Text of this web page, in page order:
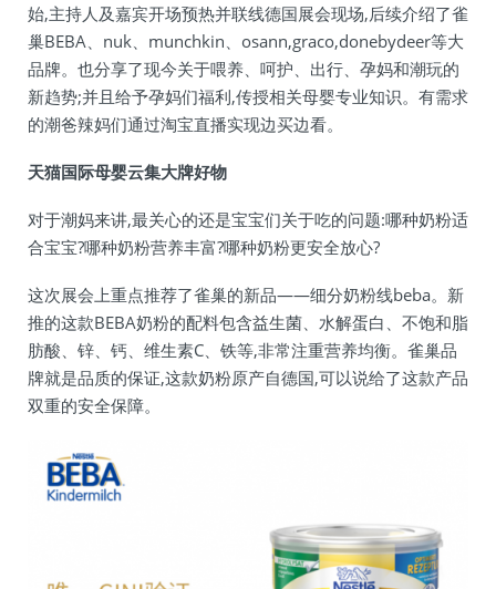
始,主持人及嘉宾开场预热并联线德国展会现场,后续介绍了雀
巢BEBA、nuk、munchkin、osann,graco,donebydeer等大
品牌。也分享了现今关于喂养、呵护、出行、孕妈和潮玩的
新趋势;并且给予孕妈们福利,传授相关母婴专业知识。有需求
的潮爸辣妈们通过淘宝直播实现边买边看。
天猫国际母婴云集大牌好物
对于潮妈来讲,最关心的还是宝宝们关于吃的问题:哪种奶粉适
合宝宝?哪种奶粉营养丰富?哪种奶粉更安全放心?
这次展会上重点推荐了雀巢的新品——细分奶粉线beba。新
推的这款BEBA奶粉的配料包含益生菌、水解蛋白、不饱和脂
肪酸、锌、钙、维生素C、铁等,非常注重营养均衡。雀巢品
牌就是品质的保证,这款奶粉原产自德国,可以说给了这款产品
双重的安全保障。